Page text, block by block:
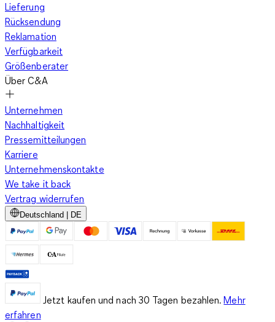
Lieferung
Rücksendung
Reklamation
Verfügbarkeit
Größenberater
Über C&A
Unternehmen
Nachhaltigkeit
Pressemitteilungen
Karriere
Unternehmenskontakte
We take it back
Vertrag widerrufen
Deutschland | DE
Jetzt kaufen und nach 30 Tagen bezahlen. Mehr
erfahren